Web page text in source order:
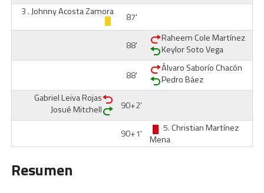
3 .Johnny Acosta Zamora 87'
88'
Raheem Cole Martínez
Keylor Soto Vega
88'
Álvaro Saborío Chacón
Pedro Báez
Gabriel Leiva Rojas
Josué Mitchell
90+2'
90+1' 5.Christian Martínez
Mena
Resumen